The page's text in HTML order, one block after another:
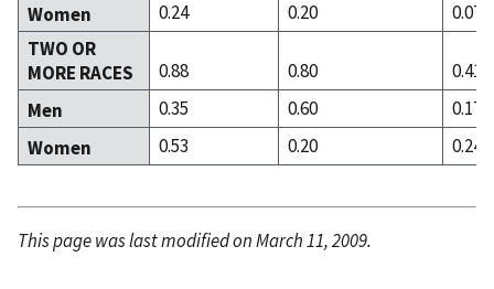
Women
0.24 0.20
0.07
TWO OR
MORE RACES
0.88 0.80
0.41
Men
0.35 0.60
0.17
Women
0.53 0.20 0.24
This page was last modified on March 11, 2009.